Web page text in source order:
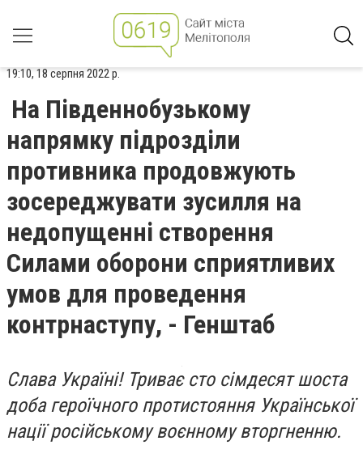
19:10, 18 серпня 2022 р.
На Південнобузькому
напрямку підрозділи
противника продовжують
зосереджувати зусилля на
недопущенні створення
Силами оборони сприятливих
умов для проведення
контрнаступу, - Генштаб
Слава Україні! Триває сто сімдесят шоста
доба героїчного протистояння Української
нації російському воєнному вторгненню.